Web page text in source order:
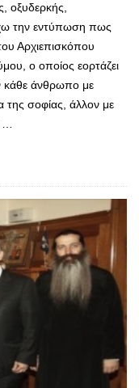
οξυδερκής,
την εντύπωση πως
Αρχιεπισκόπου
ο οποίος εορτάζει
κάθε άνθρωπο με
της σοφίας, άλλον με
…